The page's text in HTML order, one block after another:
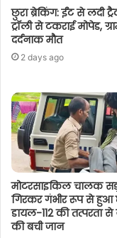
छुरा ब्रेकिंग: ईंट से लदी
ट्रॉली से टकराई मोपेड,
दर्दनाक मौत
2 days ago
मोटरसाइकिल चालक
गिरकर गंभीर रूप से हुआ
डायल-112 की तत्परता
की बची जान